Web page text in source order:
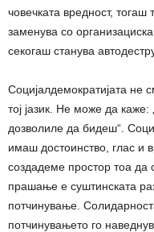
човечката вредност, тогаш
заменува со
секогаш станува
Социјалдемократијата не
тој јазик. Не може да
дозволиле да бидеш“.
имаш достоинство, глас и
создадеме простор тоа да
прашање е суштинската
потчинување.
потчинувањето го